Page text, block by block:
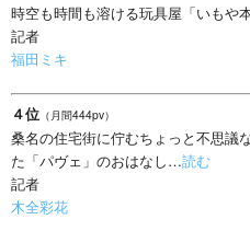
時空も時間も溶ける玩具屋「いもや
記者
福田ミキ
４位 （月間444pv）
桑名の住宅街に佇むちょっと不思議
た「パヴェ」のおはなし…読む
記者
木全彩花